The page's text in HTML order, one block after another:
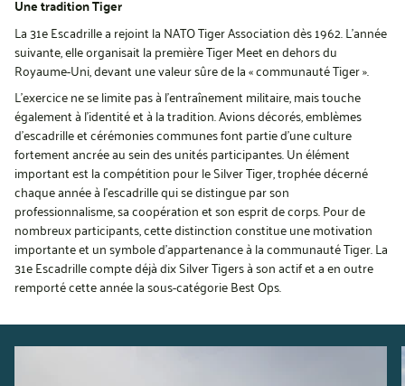
Une tradition Tiger
La 31e Escadrille a rejoint la NATO Tiger Association dès 1962. L’année
suivante, elle organisait la première Tiger Meet en dehors du
Royaume-Uni, devant une valeur sûre de la « communauté Tiger ».
L’exercice ne se limite pas à l’entraînement militaire, mais touche
également à l’identité et à la tradition. Avions décorés, emblèmes
d’escadrille et cérémonies communes font partie d’une culture
fortement ancrée au sein des unités participantes. Un élément
important est la compétition pour le Silver Tiger, trophée décerné
chaque année à l’escadrille qui se distingue par son
professionnalisme, sa coopération et son esprit de corps. Pour de
nombreux participants, cette distinction constitue une motivation
importante et un symbole d’appartenance à la communauté Tiger. La
31e Escadrille compte déjà dix Silver Tigers à son actif et a en outre
remporté cette année la sous-catégorie Best Ops.